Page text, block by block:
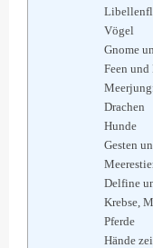
Vögel
Gnome
Feen und
Drachen
Hunde
Gesten
Delfine
Krebse,
Pferde
Hände